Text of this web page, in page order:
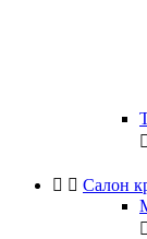

  Салон
